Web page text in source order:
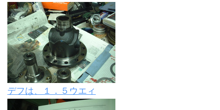
デフは、１．５ウエィ